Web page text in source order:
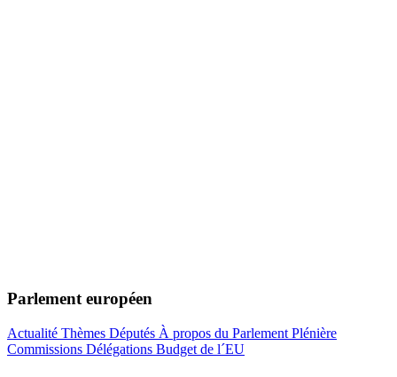
Parlement européen
Actualité Thèmes Députés À propos du Parlement Plénière
Commissions Délégations Budget de l´EU